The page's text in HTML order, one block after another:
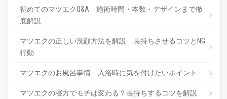
初めてのマツエクQ&A 施術時間・本数・デザインまで徹
底解説
マツエクの正しい洗顔方法を解説 長持ちさせるコツとNG
行動
マツエクのお風呂事情 入浴時に気を付けたいポイント
マツエクの寝方でモチは変わる？長持ちするコツを解説